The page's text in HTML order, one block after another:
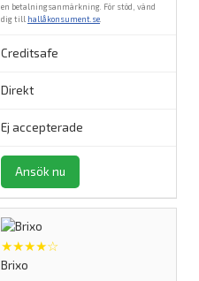
en betalningsanmärkning. För stöd, vänd
dig till hallåkonsument.se
Creditsafe
Direkt
Ej accepterade
Ansök nu
★★★★☆
Brixo